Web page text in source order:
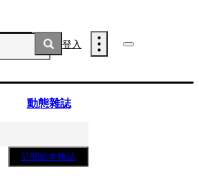
登入
動態雜誌
訂閱紙本雜誌